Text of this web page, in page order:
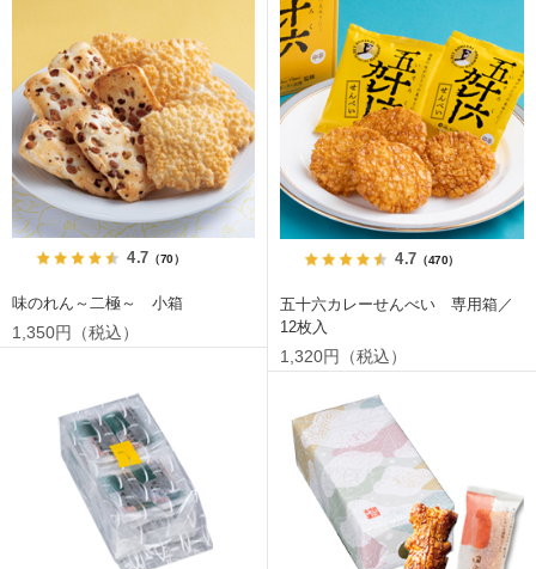
4.7 （70）
味のれん～二極～ 小箱
1,350円（税込）
4.7 （470）
五十六カレーせんべい 専用箱／
12枚入
1,320円（税込）